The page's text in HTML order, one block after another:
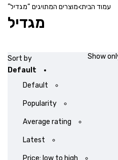
עמוד הבית>מוצרים המתויגים “מגדיל”
מגדיל
Sort by
Default
Default
Popularity
Average rating
Latest
Price: low to high